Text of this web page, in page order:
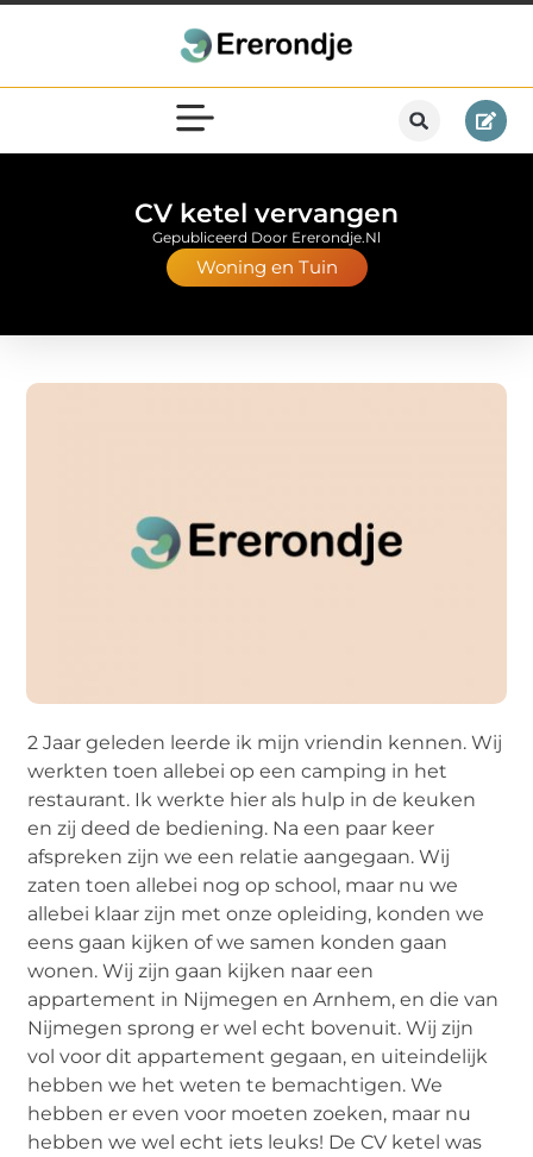
CV ketel vervangen
Woning en Tuin
Gepubliceerd Door Ererondje.nl
2 Jaar geleden leerde ik mijn vriendin kennen. Wij
werkten toen allebei op een camping in het
restaurant. Ik werkte hier als hulp in de keuken
en zij deed de bediening. Na een paar keer
afspreken zijn we een relatie aangegaan. Wij
zaten toen allebei nog op school, maar nu we
allebei klaar zijn met onze opleiding, konden we
eens gaan kijken of we samen konden gaan
wonen. Wij zijn gaan kijken naar een
appartement in Nijmegen en Arnhem, en die van
Nijmegen sprong er wel echt bovenuit. Wij zijn
vol voor dit appartement gegaan, en uiteindelijk
hebben we het weten te bemachtigen. We
hebben er even voor moeten zoeken, maar nu
hebben we wel echt iets leuks! De CV ketel was